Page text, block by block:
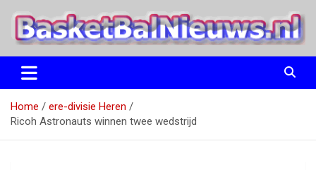
naar
BasketBalNieuws.nl
Etten
Home
ere-divisie Heren
Ricoh Astronauts winnen twee wedstrijd